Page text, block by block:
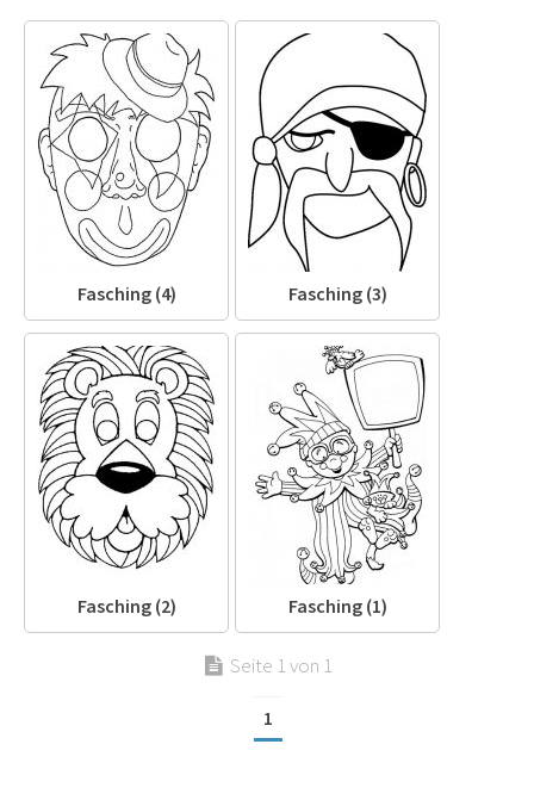
Fasching (4) Fasching (3)
Fasching (2) Fasching (1)
Seite 1 von 1
1